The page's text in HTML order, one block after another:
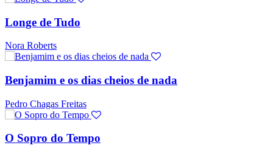
Longe de Tudo
Nora Roberts
Benjamim e os dias cheios de nada
Pedro Chagas Freitas
O Sopro do Tempo